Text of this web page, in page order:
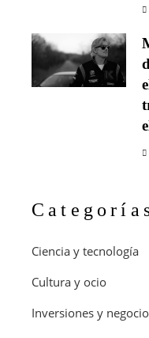
Ciencia y tecnología
Cultura y ocio
Inversiones y